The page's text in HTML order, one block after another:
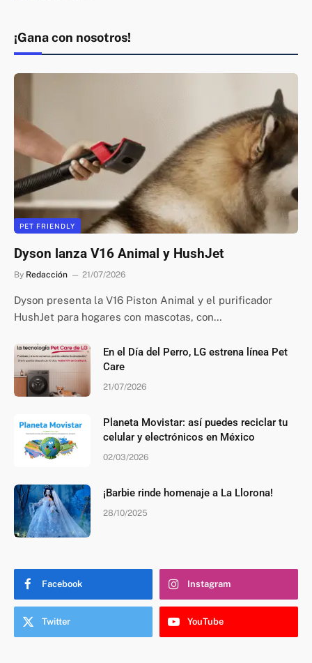
¡Gana con nosotros!
PET FRIENDLY
Dyson lanza V16 Animal y HushJet
By Redacción 21/07/2026
Dyson presenta la V16 Piston Animal y el purificador
HushJet para hogares con mascotas, con…
En el Día del Perro, LG estrena línea Pet
Care
21/07/2026
Planeta Movistar: así puedes reciclar tu
celular y electrónicos en México
02/03/2026
¡Barbie rinde homenaje a La Llorona!
28/10/2025
Facebook Instagram
Twitter YouTube